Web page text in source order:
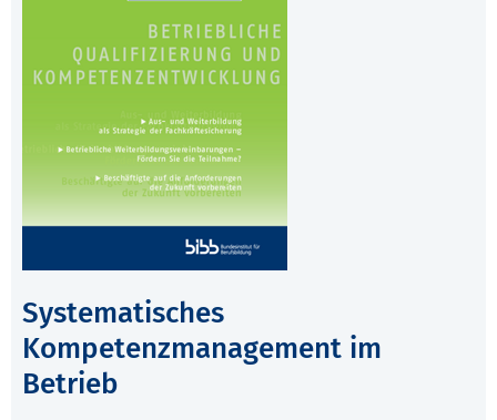
Systematisches
Kompetenzmanagement im
Betrieb